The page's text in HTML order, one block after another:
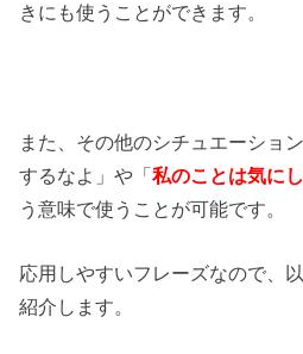
きにも使うことができます。
また、その他のシチュエーショ
するなよ」や「私のことは気に
う意味で使うことが可能です。
応用しやすいフレーズなので、
紹介します。